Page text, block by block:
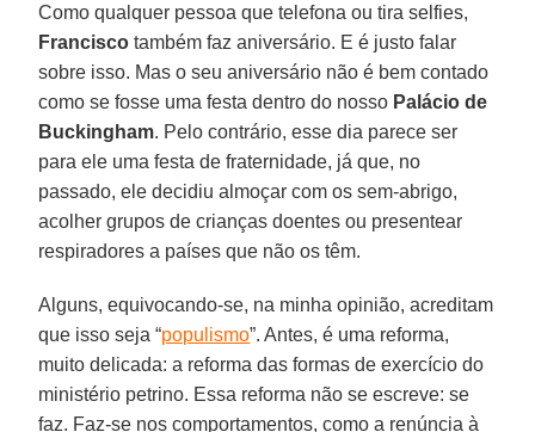
Como qualquer pessoa que telefona ou tira selfies,
Francisco também faz aniversário. E é justo falar
sobre isso. Mas o seu aniversário não é bem contado
como se fosse uma festa dentro do nosso Palácio de
Buckingham. Pelo contrário, esse dia parece ser
para ele uma festa de fraternidade, já que, no
passado, ele decidiu almoçar com os sem-abrigo,
acolher grupos de crianças doentes ou presentear
respiradores a países que não os têm.
Alguns, equivocando-se, na minha opinião, acreditam
que isso seja “populismo”. Antes, é uma reforma,
muito delicada: a reforma das formas de exercício do
ministério petrino. Essa reforma não se escreve: se
faz. Faz-se nos comportamentos, como a renúncia à